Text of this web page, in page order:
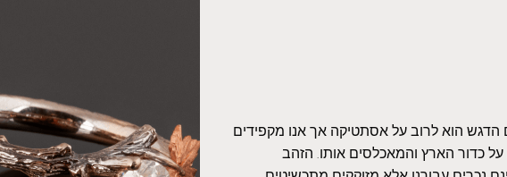
הדגש הוא לרוב על אסתטיקה אך אנו מקפידים
כדור הארץ והמאכלסים אותו. הזהב